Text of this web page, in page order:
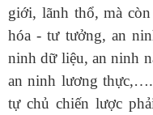
giới, lãnh thổ, mà
hóa - tư tưởng, an
ninh dữ liệu, an ninh
an ninh lương
tự chủ chiến lược